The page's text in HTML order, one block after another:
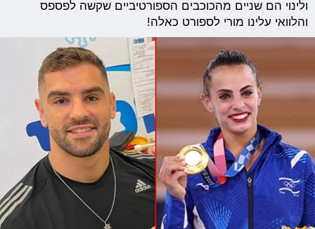
ולינוי הם שניים מהכוכבים הספורטיביים שקשה לפספס
והלוואי עלינו מורי לספורט כאלה!